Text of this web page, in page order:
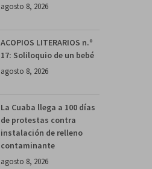
agosto 8, 2026
ACOPIOS LITERARIOS n.º
17: Soliloquio de un bebé
agosto 8, 2026
La Cuaba llega a 100 días
de protestas contra
instalación de relleno
contaminante
agosto 8, 2026